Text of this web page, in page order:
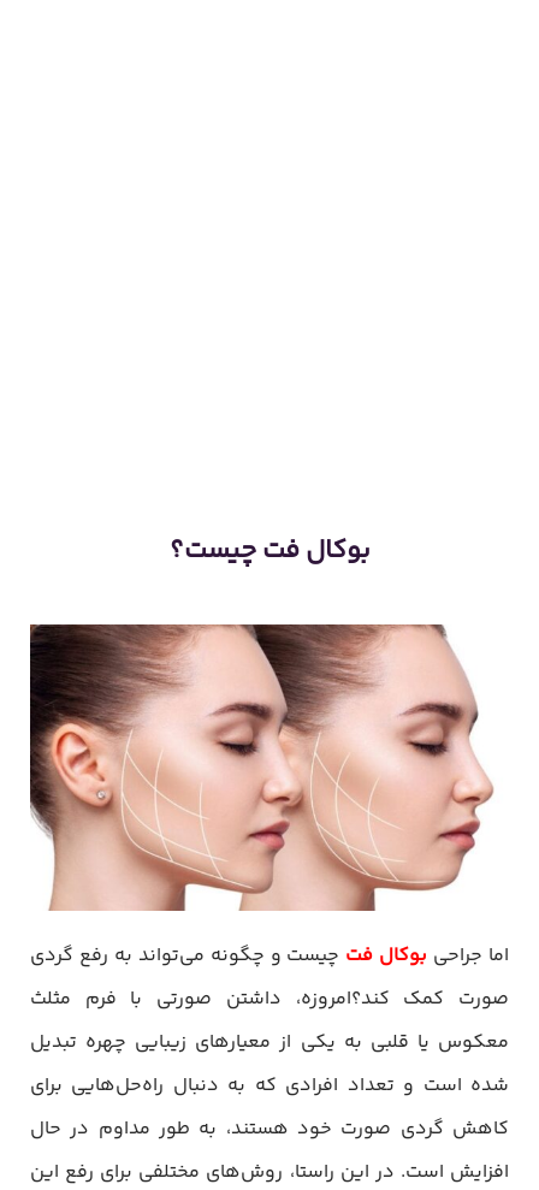
بوکال فت چیست؟
اما جراحی بوکال فت چیست و چگونه می‌تواند به رفع گردی
صورت کمک کند؟امروزه، داشتن صورتی با فرم مثلث
معکوس یا قلبی به یکی از معیارهای زیبایی چهره تبدیل
شده است و تعداد افرادی که به دنبال راه‌حل‌هایی برای
کاهش گردی صورت خود هستند، به طور مداوم در حال
افزایش است. در این راستا، روش‌های مختلفی برای رفع این